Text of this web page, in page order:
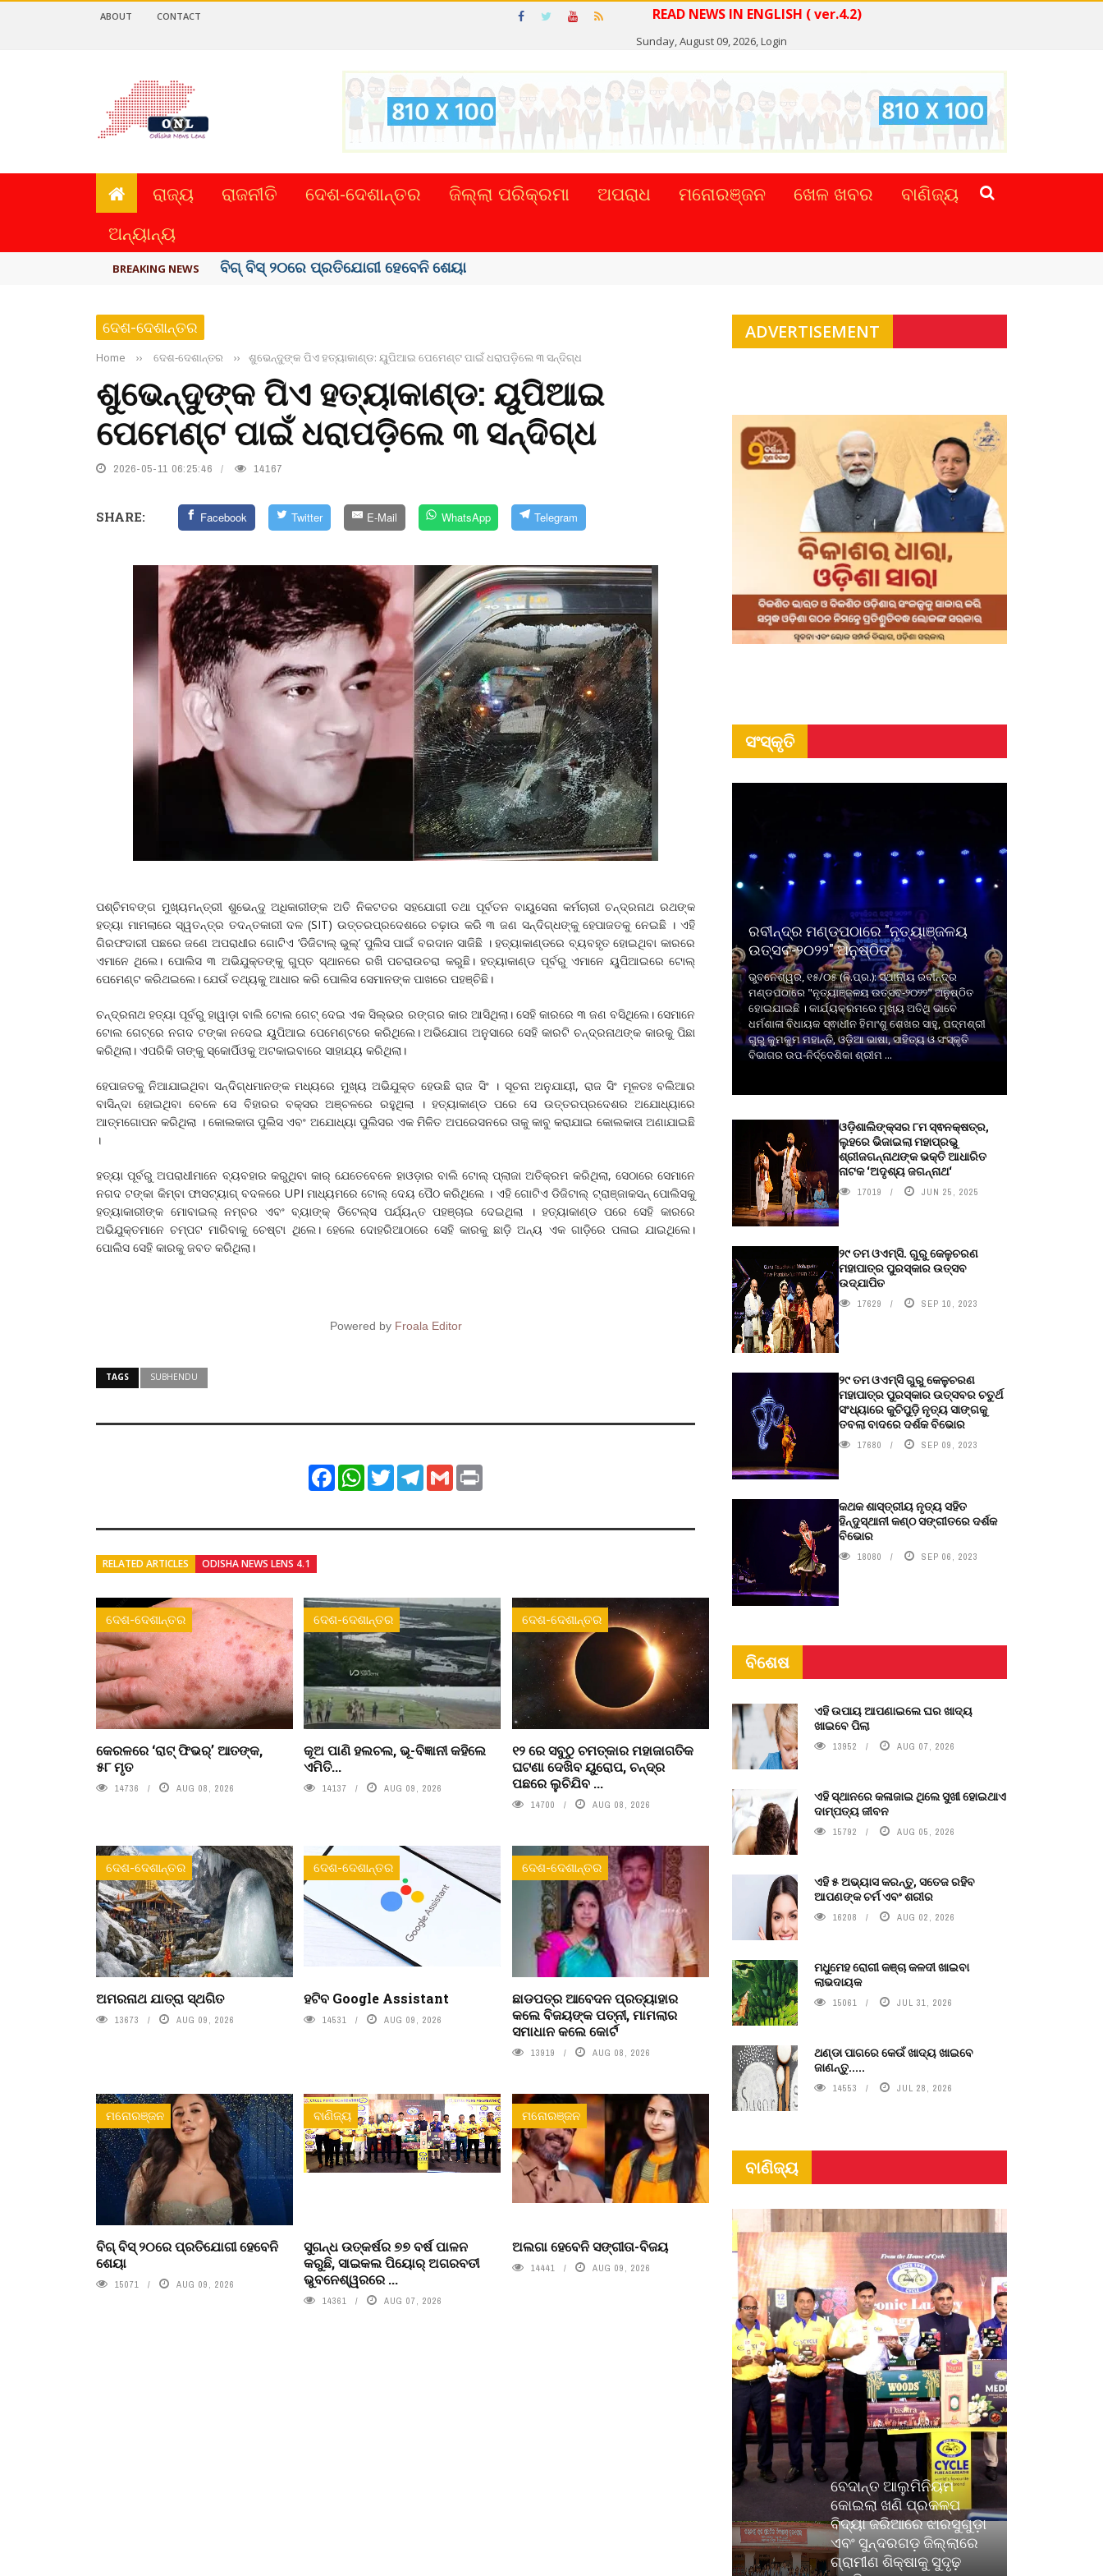
READ NEWS IN ENGLISH ( ver.4.2)
Sunday, August 09, 2026,Login
ABOUT CONTACT
ରାଜ୍ୟ ରାଜନୀତି ଦେଶ-ଦେଶାନ୍ତର ଜିଲ୍ଲା ପରିକ୍ରମା ଅପରାଧ ମନୋରଞ୍ଜନ ଖେଳ ଖବର
ବାଣିଜ୍ୟ
ଅନ୍ୟାନ୍ୟ
BREAKING NEWS ଅମରନାଥ ଯାତ୍ରା ସ୍ଥଗିତ
ଦେଶ-ଦେଶାନ୍ତର
Home ›› ଦେଶ-ଦେଶାନ୍ତର ›› ଶୁଭେନ୍ଦୁଙ୍କ ପିଏ ହତ୍ୟାକାଣ୍ଡ: ୟୁପିଆଇ ପେମେଣ୍ଟ ପାଇଁ ଧରାପଡ଼ିଲେ ୩ ସନ୍ଦିଗ୍ଧ
ଶୁଭେନ୍ଦୁଙ୍କ ପିଏ ହତ୍ୟାକାଣ୍ଡ: ୟୁପିଆଇ
ପେମେଣ୍ଟ ପାଇଁ ଧରାପଡ଼ିଲେ ୩ ସନ୍ଦିଗ୍ଧ
2026-05-11 06:25:46 14167
SHARE: Facebook Twitter E-Mail WhatsApp Telegram
ପଶ୍ଚିମବଙ୍ଗ ମୁଖ୍ୟମନ୍ତ୍ରୀ ଶୁଭେନ୍ଦୁ ଅଧିକାରୀଙ୍କ ଅତି ନିକଟତର ସହଯୋଗୀ ତଥା ପୂର୍ବତନ ବାୟୁସେନା କର୍ମଚାରୀ ଚନ୍ଦ୍ରନାଥ ରଥଙ୍କ
ହତ୍ୟା ମାମଲାରେ ସ୍ୱତନ୍ତ୍ର ତଦନ୍ତକାରୀ ଦଳ (SIT) ଉତ୍ତରପ୍ରଦେଶରେ ଚଢ଼ାଉ କରି ୩ ଜଣ ସନ୍ଦିଗ୍ଧଙ୍କୁ ହେପାଜତକୁ ନେଇଛି । ଏହି
ଗିରଫଦାରୀ ପଛରେ ଜଣେ ଅପରାଧୀର ଗୋଟିଏ ‘ଡିଜିଟାଲ୍ ଭୁଲ୍’ ପୁଲିସ ପାଇଁ ବରଦାନ ସାଜିଛି । ହତ୍ୟାକାଣ୍ଡରେ ବ୍ୟବହୃତ ହୋଇଥିବା କାରରେ
ଏମାନେ ଥିଲେ। ପୋଲିସ ୩ ଅଭିଯୁକ୍ତଙ୍କୁ ଗୁପ୍ତ ସ୍ଥାନରେ ରଖି ପଚରାଉଚରା କରୁଛି। ହତ୍ୟାକାଣ୍ଡ ପୂର୍ବରୁ ଏମାନେ ୟୁପିଆଇରେ ଟୋଲ୍
ପେମେଣ୍ଟ କରିଥଇଲେ। ଯେଉଁ ତଥ୍ୟକୁ ଆଧାର କରି ପୋଲିସ ସେମାନଙ୍କ ପାଖରେ ପହଞ୍ଚିଛି।
ଚନ୍ଦ୍ରନାଥ ହତ୍ୟା ପୂର୍ବରୁ ହାୱାଡ଼ା ବାଲି ଟୋଲ ଗେଟ୍ ଦେଇ ଏକ ସିଲ୍‌ଭର ରଙ୍ଗର କାର ଆସିଥିଲା। ସେହି କାରରେ ୩ ଜଣ ବସିଥିଲେ। ସେମାନେ
ଟୋଲ ଗେଟ୍‌ରେ ନଗଦ ଟଙ୍କା ନଦେଇ ୟୁପିଆଇ ପେମେଣ୍ଟରେ କରିଥିଲେ। ଅଭିଯୋଗ ଅନୁସାରେ ସେହି କାରଟି ଚନ୍ଦ୍ରନାଥଙ୍କ କାରକୁ ପିଛା
କରିଥିଲା। ଏପରିକି ତାଙ୍କୁ ସ୍କୋର୍ପିଓକୁ ଅଟକାଇବାରେ ସାହାଯ୍ୟ କରିଥିଲା।
ହେପାଜତକୁ ନିଆଯାଇଥିବା ସନ୍ଦିଗ୍ଧମାନଙ୍କ ମଧ୍ୟରେ ମୁଖ୍ୟ ଅଭିଯୁକ୍ତ ହେଉଛି ରାଜ ସିଂ । ସୂଚନା ଅନୁଯାୟୀ, ରାଜ ସିଂ ମୂଳତଃ ବଲିଆର
ବାସିନ୍ଦା ହୋଇଥିବା ବେଳେ ସେ ବିହାରର ବକ୍ସର ଅଞ୍ଚଳରେ ରହୁଥିଲା । ହତ୍ୟାକାଣ୍ଡ ପରେ ସେ ଉତ୍ତରପ୍ରଦେଶର ଅଯୋଧ୍ୟାରେ
ଆତ୍ମଗୋପନ କରିଥିଲା । କୋଲକାତା ପୁଲିସ ଏବଂ ଅଯୋଧ୍ୟା ପୁଲିସର ଏକ ମିଳିତ ଅପରେସନରେ ତାକୁ କାବୁ କରାଯାଇ କୋଲକାତା ଅଣାଯାଇଛି
।
ହତ୍ୟା ପୂର୍ବରୁ ଅପରାଧୀମାନେ ବ୍ୟବହାର କରୁଥିବା କାର୍ ଯେତେବେଳେ ହାଓଡ଼ାର ବାଲି ଟୋଲ୍ ପ୍ଲାଜା ଅତିକ୍ରମ କରିଥିଲା, ସେଠାରେ ସେମାନେ
ନଗଦ ଟଙ୍କା କିମ୍ବା ଫାସଟ୍ୟାଗ୍ ବଦଳରେ UPI ମାଧ୍ୟମରେ ଟୋଲ୍ ଦେୟ ପୈଠ କରିଥିଲେ । ଏହି ଗୋଟିଏ ଡିଜିଟାଲ୍ ଟ୍ରାଞ୍ଜାକସନ୍ ପୋଲିସକୁ
ହତ୍ୟାକାରୀଙ୍କ ମୋବାଇଲ୍ ନମ୍ବର ଏବଂ ବ୍ୟାଙ୍କ୍ ଡିଟେଲ୍ସ ପର୍ଯ୍ୟନ୍ତ ପହଞ୍ଚାଇ ଦେଇଥିଲା । ହତ୍ୟାକାଣ୍ଡ ପରେ ସେହି କାରରେ
ଅଭିଯୁକ୍ତମାନେ ଚମ୍ପଟ ମାରିବାକୁ ଚେଷ୍ଟା ଥିଲେ। ହେଲେ ଦୋହରିଆଠାରେ ସେହି କାରକୁ ଛାଡ଼ି ଅନ୍ୟ ଏକ ଗାଡ଼ିରେ ପଳାଇ ଯାଇଥିଲେ।
ପୋଲିସ ସେହି କାରକୁ ଜବତ କରିଥିଲା।
Powered by Froala Editor
TAGS SUBHENDU
FacebookWhatsApp
TwitterTelegram
Gmail
RELATED ARTICLES ODISHA NEWS LENS 4.1
ଦେଶ-ଦେଶାନ୍ତର
କେରଳରେ ‘ରାଟ୍ ଫିଭର୍’ ଆତଙ୍କ,
୫୮ ମୃତ
14736 AUG 08, 2026
ଦେଶ-ଦେଶାନ୍ତର
କୂଅ ପାଣି ହଲଚଲ, ଭୂ-ବିଜ୍ଞାନୀ କହିଲେ
ଏମିତି...
14137 AUG 09, 2026
ଦେଶ-ଦେଶାନ୍ତର
୧୨ ରେ ସବୁଠୁ ଚମତ୍କାର ମହାଜାଗତିକ
ଘଟଣା ଦେଖିବ ୟୁରୋପ, ଚନ୍ଦ୍ର
ପଛରେ ଲୁଚିଯିବ ...
14700 AUG 08, 2026
ଦେଶ-ଦେଶାନ୍ତର
ଅମରନାଥ ଯାତ୍ରା ସ୍ଥଗିତ
13673 AUG 09, 2026
ଦେଶ-ଦେଶାନ୍ତର
ହଟିବ Google Assistant
14531 AUG 09, 2026
ଦେଶ-ଦେଶାନ୍ତର
ଛାଡପତ୍ର ଆବେଦନ ପ୍ରତ୍ୟାହାର
କଲେ ବିଜୟଙ୍କ ପତ୍ନୀ, ମାମଲାର
ସମାଧାନ କଲେ କୋର୍ଟ
13919 AUG 08, 2026
ମନୋରଞ୍ଜନ
ବିଗ୍ ବିସ୍ ୨୦ରେ ପ୍ରତିଯୋଗୀ ହେବେନି
ଶେୟା
15071 AUG 09, 2026
ବାଣିଜ୍ୟ
ସୁଗନ୍ଧ ଉତ୍କର୍ଷର ୭୭ ବର୍ଷ ପାଳନ
କରୁଛି, ସାଇକଲ ପିୟୋର୍‌ ଅଗରବତୀ
ଭୁବନେଶ୍ୱରରେ ...
14361 AUG 07, 2026
ମନୋରଞ୍ଜନ
ଅଲଗା ହେବେନି ସଙ୍ଗୀତା-ବିଜୟ
14441 AUG 09, 2026
ADVERTISEMENT
ସଂସ୍କୃତି
ରବୀନ୍ଦ୍ର ମଣ୍ଡପଠାରେ "ନୃତ୍ୟାଞ୍ଜଳୟ
ଉତ୍ସବ-୨୦୨୨" ଅନୁଷ୍ଠିତ
ଭୁବନେଶ୍ୱର, ୧୫/୦୫ (ନି.ପ୍ର.): ସ୍ଥାନୀୟ ରବୀନ୍ଦ୍ର
ମଣ୍ଡପଠାରେ "ନୃତ୍ୟାଞ୍ଜଳୟ ଉତ୍ସବ-୨୦୨୨" ଅନୁଷ୍ଠିତ
ହୋଇଯାଇଛି । କାର୍ଯ୍ୟକ୍ରମରେ ମୁଖ୍ୟ ଅତିଥି ଭାବେ
ଧର୍ମଶାଳା ବିଧାୟକ ସ୍ଵାଧୀନ ହିମାଂଶୁ ଶେଖର ସାହୁ, ପଦ୍ମଶ୍ରୀ
ଗୁରୁ କୁମକୁମ ମହାନ୍ତି, ଓଡ଼ିଆ ଭାଷା, ସାହିତ୍ୟ ଓ ସଂସ୍କୃତି
ବିଭାଗର ଉପ-ନିର୍ଦ୍ଦେଶିକା ଶ୍ରୀମ ...
ଓଡ଼ିଶାଲିଙ୍କ୍ସର ୮ମ ସ୍ଵନକ୍ଷତ୍ର,
ଲୁହରେ ଭିଜାଇଲା ମହାପ୍ରଭୁ
ଶ୍ରୀଜଗନ୍ନାଥଙ୍କ ଭକ୍ତି ଆଧାରିତ
ନାଟକ ‘ଅଦୃଶ୍ୟ ଜଗନ୍ନାଥ‘
17019 JUN 25, 2025
୨୯ ତମ ଓଏମ୍‌ସି. ଗୁରୁ କେଳୁଚରଣ
ମହାପାତ୍ର ପୁରସ୍କାର ଉତ୍ସବ
ଉଦ୍‍ଯାପିତ
17629 SEP 10, 2023
୨୯ ତମ ଓଏମ୍‌ସି ଗୁରୁ କେଳୁଚରଣ
ମହାପାତ୍ର ପୁରସ୍କାର ଉତ୍ସବର ଚତୁର୍ଥ
ସଂଧ୍ୟାରେ କୁଚିପୁଡ଼ି ନୃତ୍ୟ ସାଙ୍ଗକୁ
ତବଲା ବାଦରେ ଦର୍ଶକ ବିଭୋର
17680 SEP 09, 2023
କଥକ ଶାସ୍ତ୍ରୀୟ ନୃତ୍ୟ ସହିତ
ହିନ୍ଦୁସ୍ଥାନୀ କଣ୍ଠ ସଙ୍ଗୀତରେ ଦର୍ଶକ
ବିଭୋର
18080 SEP 06, 2023
ବିଶେଷ
ଏହି ଉପାୟ ଆପଣାଇଲେ ଘର ଖାଦ୍ୟ
ଖାଇବେ ପିଲା
13952 AUG 07, 2026
ଏହି ସ୍ଥାନରେ କଳାଜାଇ ଥିଲେ ସୁଖୀ ହୋଇଥାଏ
ଦାମ୍ପତ୍ୟ ଜୀବନ
15792 AUG 05, 2026
ଏହି ୫ ଅଭ୍ୟାସ କରନ୍ତୁ, ସତେଜ ରହିବ
ଆପଣଙ୍କ ଚର୍ମ ଏବଂ ଶରୀର
16208 AUG 02, 2026
ମଧୁମେହ ରୋଗୀ କଞ୍ଚା କଳଦୀ ଖାଇବା
ଲାଭଦାୟକ
15061 JUL 31, 2026
ଥଣ୍ଡା ପାଗରେ କେଉଁ ଖାଦ୍ୟ ଖାଇବେ
ଜାଣନ୍ତୁ.....
14553 JUL 28, 2026
ବାଣିଜ୍ୟ
ବେଦାନ୍ତ ଆଲୁମିନିୟମ
କୋଇଲା ଖଣି ପ୍ରକଳ୍ପ
ବିଦ୍ୟା ଜରିଆରେ ଝାରସୁଗୁଡ଼ା
ଏବଂ ସୁନ୍ଦରଗଡ଼ ଜିଲ୍ଲାରେ
ଗ୍ରାମୀଣ ଶିକ୍ଷାକୁ ସୁଦୃଢ଼